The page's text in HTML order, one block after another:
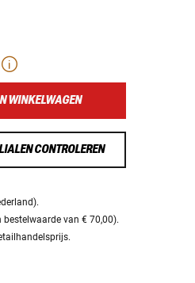
WINKELWAGEN
CONTROLEREN
van € 70,00).